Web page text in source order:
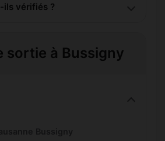
ils vérifiés ?
sortie à Bussigny